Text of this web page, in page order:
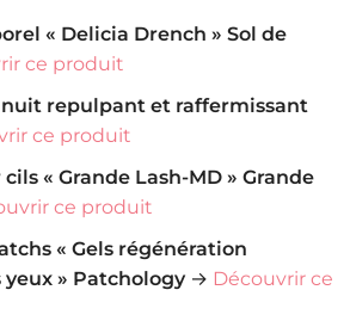
« Delicia Drench » Sol de
ce produit
nuit repulpant et raffermissant
ce produit
« Grande Lash-MD » Grande
ce produit
« Gels régénération
» Patchology→ Découvrir ce